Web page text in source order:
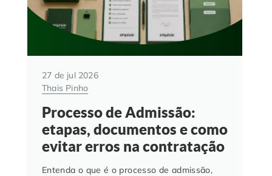
27 de jul 2026
Thais Pinho
Processo de Admissão:
etapas, documentos e como
evitar erros na contratação
Entenda o que é o processo de admissão,